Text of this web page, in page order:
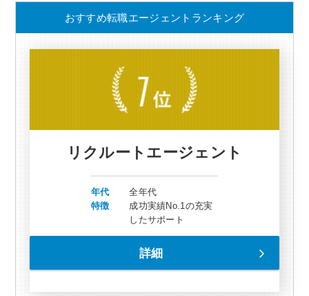
おすすめ転職エージェントランキング
リクルートエージェント
年代
全年代
特徴
成功実績No.1の充実
したサポート
詳細